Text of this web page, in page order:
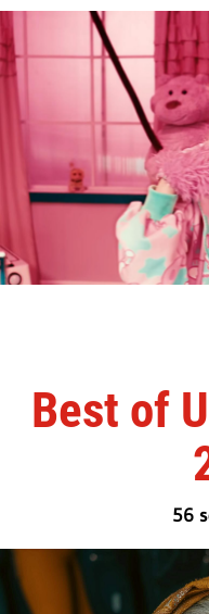
Best of
56